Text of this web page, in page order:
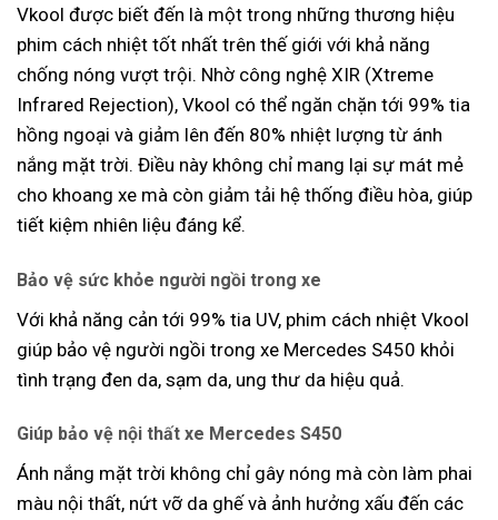
Vkool được biết đến là một trong những thương hiệu
phim cách nhiệt tốt nhất trên thế giới với khả năng
chống nóng vượt trội. Nhờ công nghệ XIR (Xtreme
Infrared Rejection), Vkool có thể ngăn chặn tới 99% tia
hồng ngoại và giảm lên đến 80% nhiệt lượng từ ánh
nắng mặt trời. Điều này không chỉ mang lại sự mát mẻ
cho khoang xe mà còn giảm tải hệ thống điều hòa, giúp
tiết kiệm nhiên liệu đáng kể.
Bảo vệ sức khỏe người ngồi trong xe
Với khả năng cản tới 99% tia UV, phim cách nhiệt Vkool
giúp bảo vệ người ngồi trong xe Mercedes S450 khỏi
tình trạng đen da, sạm da, ung thư da hiệu quả.
Giúp bảo vệ nội thất xe Mercedes S450
Ánh nắng mặt trời không chỉ gây nóng mà còn làm phai
màu nội thất, nứt vỡ da ghế và ảnh hưởng xấu đến các